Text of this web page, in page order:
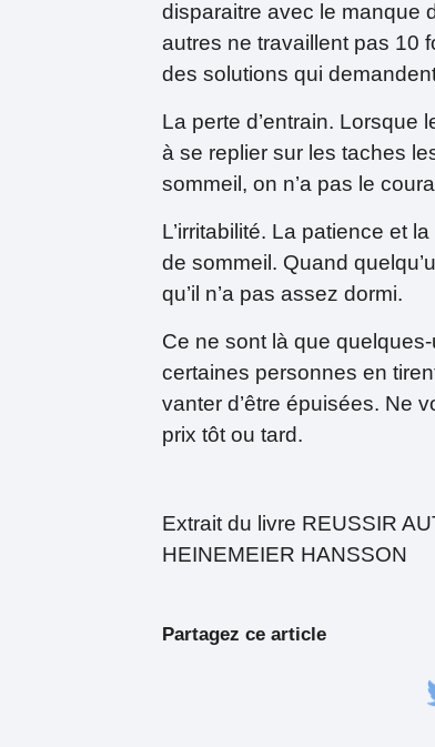
disparaitre avec le manque
autres ne travaillent pas 10
des solutions qui
La perte d’entrain. Lorsque
à se replier sur les taches
sommeil, on n’a pas le
L’irritabilité. La patience et
de sommeil. Quand
qu’il n’a pas assez dormi.
Ce ne sont là que
certaines personnes en
vanter d’être épuisées. Ne
prix tôt ou tard.
Extrait du livre REUSSIR
HEINEMEIER HANSSON
Partagez ce article